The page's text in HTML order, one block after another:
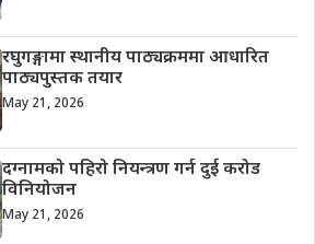
रघुगङ्गामा स्थानीय पाठ्यक्रममा आधारित
पाठ्यपुस्तक तयार
May 21, 2026
दग्नामको पहिरो नियन्त्रण गर्न दुई करोड
विनियोजन
May 21, 2026